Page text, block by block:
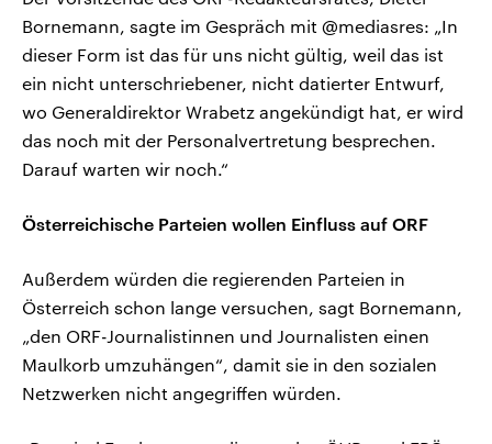
Bornemann, sagte im Gespräch mit @mediasres: „In
dieser Form ist das für uns nicht gültig, weil das ist
ein nicht unterschriebener, nicht datierter Entwurf,
wo Generaldirektor Wrabetz angekündigt hat, er wird
das noch mit der Personalvertretung besprechen.
Darauf warten wir noch.“
Österreichische Parteien wollen Einfluss auf ORF
Außerdem würden die regierenden Parteien in
Österreich schon lange versuchen, sagt Bornemann,
„den ORF-Journalistinnen und Journalisten einen
Maulkorb umzuhängen“, damit sie in den sozialen
Netzwerken nicht angegriffen würden.